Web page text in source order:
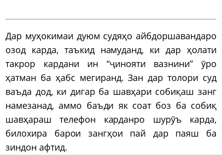
Дар муҳокимаи дуюм судяҳо айбдоршавандаро
озод карда, таъкид намуданд, ки дар ҳолати
такрор кардани ин “ҷинояти вазнини” ӯро
ҳатман ба ҳабс мегиранд. Зан дар толори суд
ваъда дод, ки дигар ба шавҳари собиқаш занг
намезанад, аммо баъди як соат боз ба собиқ
шавҳараш телефон карданро шурӯъ карда,
билохира барои зангҳои пай дар паяш ба
зиндон афтид.